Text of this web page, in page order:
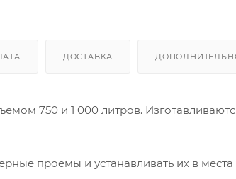
ДОСТАВКА
750 и 1 000 литров.
проемы и устанавливать их в